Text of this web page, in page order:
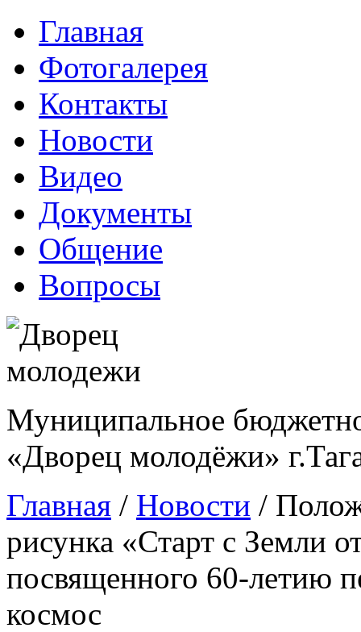
Главная
Фотогалерея
Контакты
Новости
Видео
Документы
Общение
Вопросы
Муниципальное
«Дворец молодёжи»
Главная / Новости /
рисунка «Старт с Земли
посвященного 60-летию
космос